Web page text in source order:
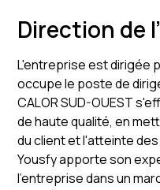
Direction de
L'entreprise est dirigée
occupe le poste de
CALOR SUD-OUEST
de haute qualité, en
du client et l'atteinte
Yousfy apporte son
l'entreprise dans un